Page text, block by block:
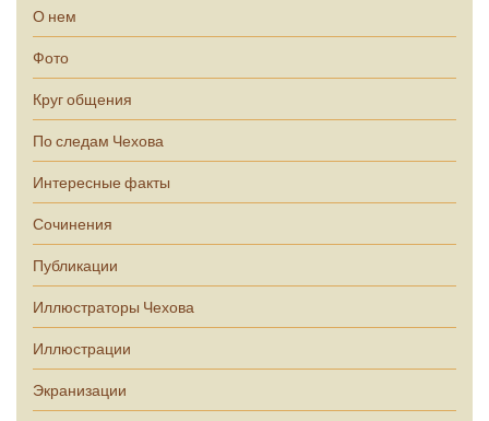
О нем
Фото
Круг общения
По следам Чехова
Интересные факты
Сочинения
Публикации
Иллюстраторы Чехова
Иллюстрации
Экранизации